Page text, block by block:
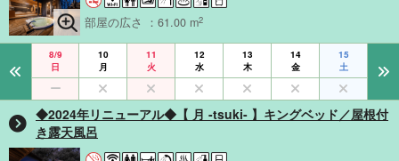
部屋の広さ ：61.00 m2
8/9
日
10
月
11
火
12
水
13
木
14
金
15
土
◆2024年リニューアル◆【 月 -tsuki- 】キングベッド／屋根付
き露天風呂